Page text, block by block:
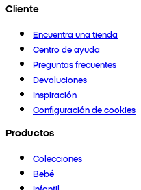
Cliente
Encuentra una tienda
Centro de ayuda
Preguntas frecuentes
Devoluciones
Inspiración
Configuración de cookies
Productos
Colecciones
Bebé